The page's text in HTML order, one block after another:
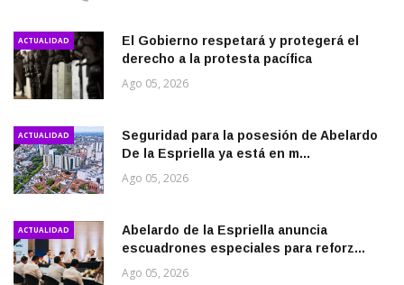
ACTUALIDAD
El Gobierno respetará y protegerá el
derecho a la protesta pacífica
Ago 05, 2026
ACTUALIDAD
Seguridad para la posesión de Abelardo
De la Espriella ya está en m...
Ago 05, 2026
ACTUALIDAD
Abelardo de la Espriella anuncia
escuadrones especiales para reforz...
Ago 05, 2026